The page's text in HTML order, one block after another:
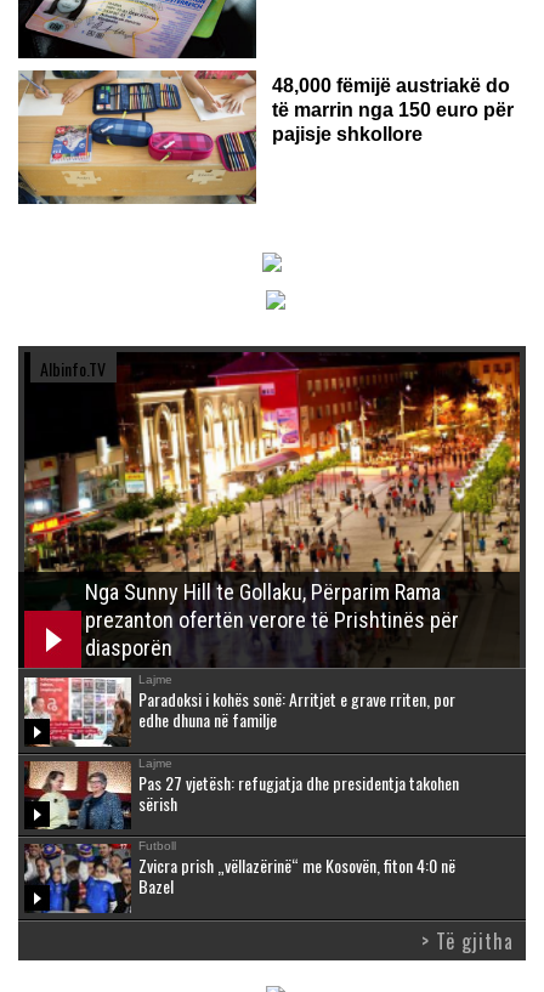
48,000 fëmijë austriakë do
të marrin nga 150 euro për
pajisje shkollore
Albinfo.TV
Nga Sunny Hill te Gollaku, Përparim Rama
prezanton ofertën verore të Prishtinës për
diasporën
Lajme
Paradoksi i kohës sonë: Arritjet e grave rriten, por
edhe dhuna në familje
Lajme
Pas 27 vjetësh: refugjatja dhe presidentja takohen
sërish
Futboll
Zvicra prish „vëllazërinë“ me Kosovën, fiton 4:0 në
Bazel
> Të gjitha